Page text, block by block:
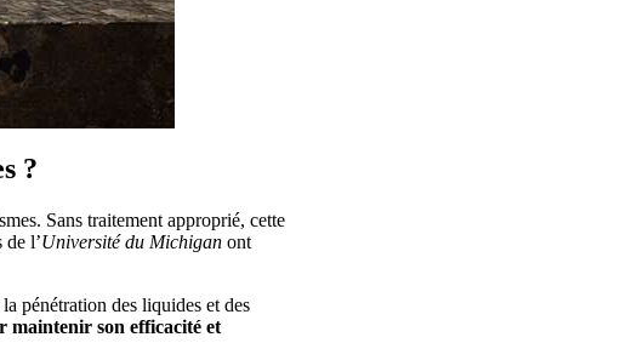
?
Sans traitement approprié, cette
l’Université du Michigan ont
pénétration des liquides et des
maintenir son efficacité et